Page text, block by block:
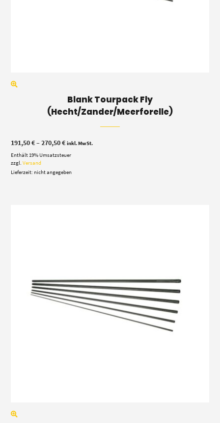
Blank Tourpack Fly
(Hecht/Zander/Meerforelle)
191,50€–270,50€Preisspanne:
bis
inkl. MwSt.
Enthält 19% Umsatzsteuer
zzgl.Versand
Lieferzeit: nicht angegeben